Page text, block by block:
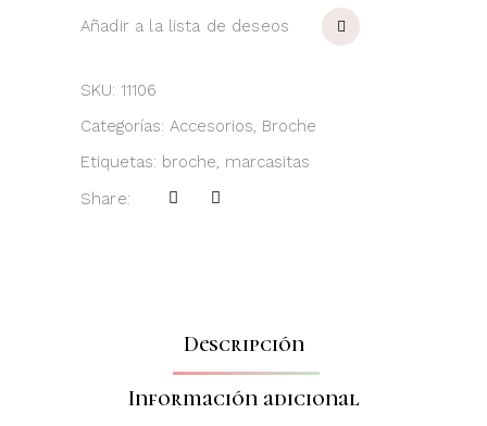
Añadir a la lista de deseos
SKU: 11106
Categorías: Accesorios, Broche
Etiquetas: broche, marcasitas
Share:
Descripción
Información adicional